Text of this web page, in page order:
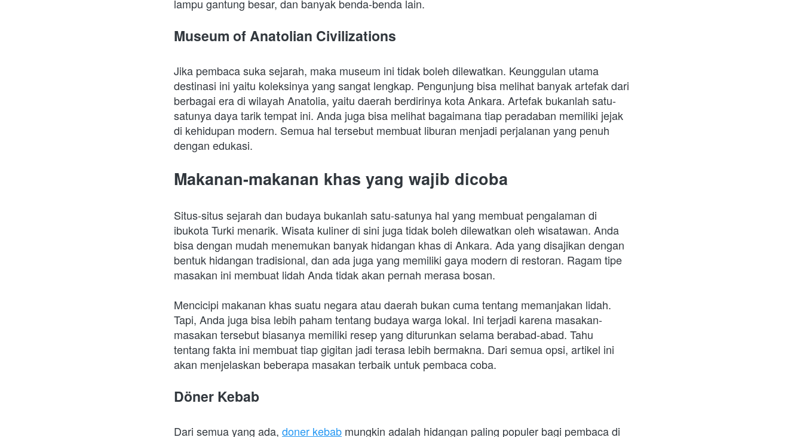
lampu gantung besar, dan banyak benda-benda lain.
Museum of Anatolian Civilizations
Jika pembaca suka sejarah, maka museum ini tidak boleh dilewatkan. Keunggulan utama
destinasi ini yaitu koleksinya yang sangat lengkap. Pengunjung bisa melihat banyak artefak dari
berbagai era di wilayah Anatolia, yaitu daerah berdirinya kota Ankara. Artefak bukanlah satu-
satunya daya tarik tempat ini. Anda juga bisa melihat bagaimana tiap peradaban memiliki jejak
di kehidupan modern. Semua hal tersebut membuat liburan menjadi perjalanan yang penuh
dengan edukasi.
Makanan-makanan khas yang wajib dicoba
Situs-situs sejarah dan budaya bukanlah satu-satunya hal yang membuat pengalaman di
ibukota Turki menarik. Wisata kuliner di sini juga tidak boleh dilewatkan oleh wisatawan. Anda
bisa dengan mudah menemukan banyak hidangan khas di Ankara. Ada yang disajikan dengan
bentuk hidangan tradisional, dan ada juga yang memiliki gaya modern di restoran. Ragam tipe
masakan ini membuat lidah Anda tidak akan pernah merasa bosan.
Mencicipi makanan khas suatu negara atau daerah bukan cuma tentang memanjakan lidah.
Tapi, Anda juga bisa lebih paham tentang budaya warga lokal. Ini terjadi karena masakan-
masakan tersebut biasanya memiliki resep yang diturunkan selama berabad-abad. Tahu
tentang fakta ini membuat tiap gigitan jadi terasa lebih bermakna. Dari semua opsi, artikel ini
akan menjelaskan beberapa masakan terbaik untuk pembaca coba.
Döner Kebab
Dari semua yang ada, doner kebab mungkin adalah hidangan paling populer bagi pembaca di